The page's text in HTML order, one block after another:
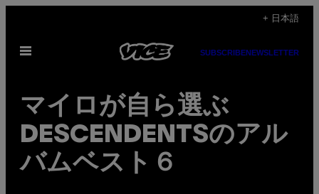
content
+ 日本語
Open
SUBSCRIBENEWSLETTER
マイロが自ら選ぶ
DESCENDENTSのアル
バムベスト６